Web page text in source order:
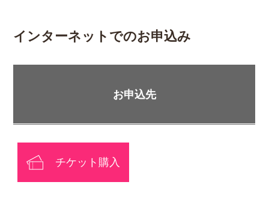
インターネットでのお申込み
お申込先
チケット購入